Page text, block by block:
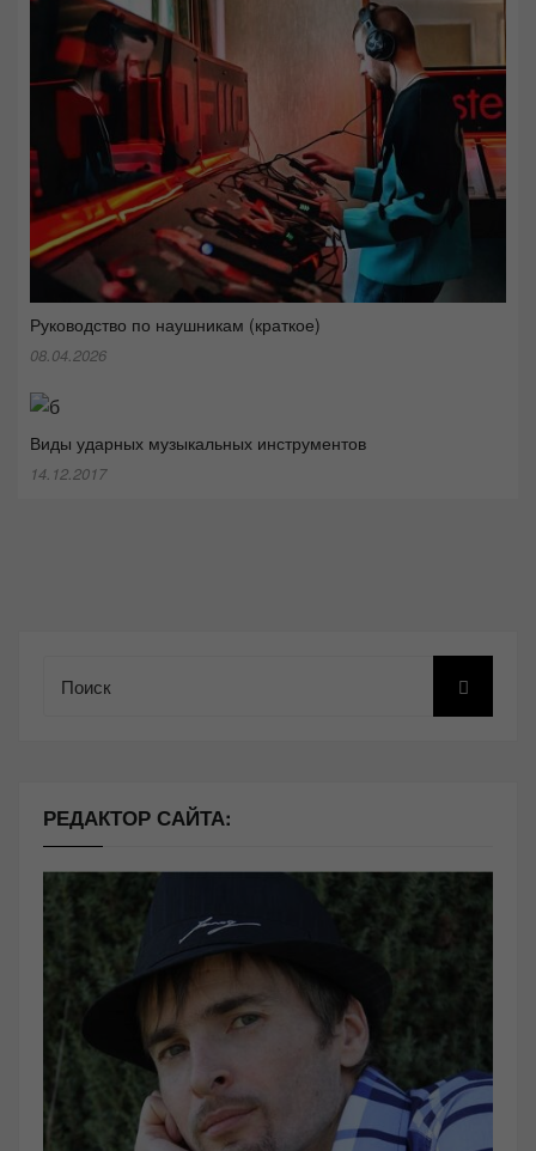
Руководство по наушникам (краткое)
08.04.2026
Виды ударных музыкальных инструментов
14.12.2017
РЕДАКТОР САЙТА: